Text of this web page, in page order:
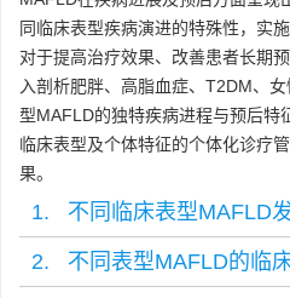
同临床表型疾病演进的特殊性，实
对于提高治疗效果、改善患者长期
入剖析肥胖、高脂血症、T2DM、
型MAFLD的独特疾病进程与预后特
临床表型及个体特征的个体化诊疗
果。
1. 不同临床表型MAFLD
2. 不同表型MAFLD的临